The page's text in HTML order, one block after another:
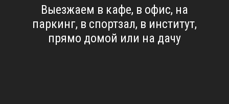
Выезжаем в кафе, в офис, на
паркинг, в спортзал, в институт,
прямо домой или на дачу